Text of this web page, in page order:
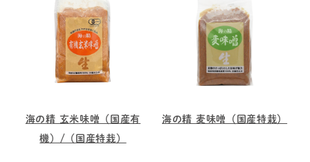
海の精 玄米味噌（国産有
機）/（国産特栽）
海の精 麦味噌（国産特栽）